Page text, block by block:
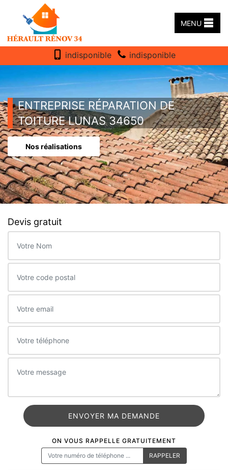
MENU
indisponible indisponible
ENTREPRISE RÉPARATION DE
TOITURE LUNAS 34650
Nos réalisations
Devis gratuit
ON VOUS RAPPELLE GRATUITEMENT